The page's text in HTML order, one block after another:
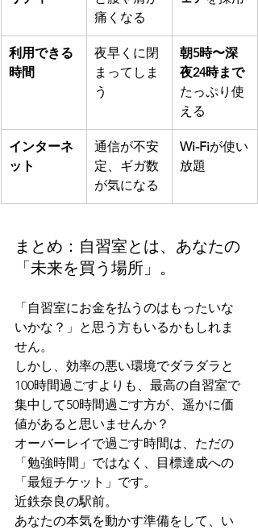
痛くなる
利用できる
時間
夜早くに閉
まってしま
う
朝5時〜深
夜24時まで
たっぷり使
える
インターネ
ット
通信が不安
定、ギガ数
が気になる
Wi-Fiが使い
放題
まとめ：自習室とは、あなたの
「未来を買う場所」。
「自習室にお金を払うのはもったいな
いかな？」と思う方もいるかもしれま
せん。
しかし、効率の悪い環境でダラダラと
100時間過ごすよりも、最高の自習室で
集中して50時間過ごす方が、遥かに価
値があると思いませんか？
オーバーレイで過ごす時間は、ただの
「勉強時間」ではなく、目標達成への
「最短チケット」です。
近鉄奈良の駅前。
あなたの本気を動かす準備をして、い